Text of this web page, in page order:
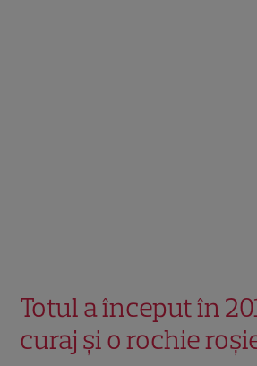
Totul a început în
curaj și o rochie